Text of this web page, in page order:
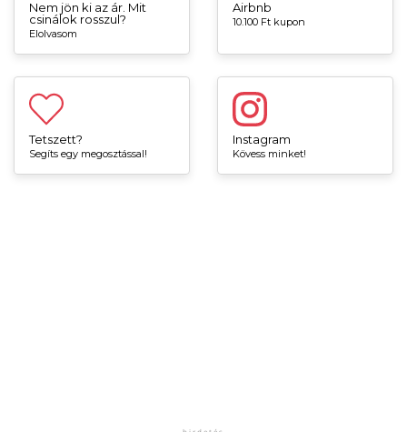
Nem jön ki az ár. Mit
csinálok rosszul?
Elolvasom
Airbnb
10.100 Ft kupon
Tetszett?
Segíts egy megosztással!
Instagram
Kövess minket!